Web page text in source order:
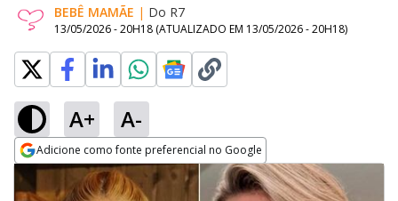
BEBÊ MAMÃE | Do R7
13/05/2026 - 20H18 (ATUALIZADO EM 13/05/2026 - 20H18)
A+ A-
Adicione como fonte preferencial no Google
Opens in new window